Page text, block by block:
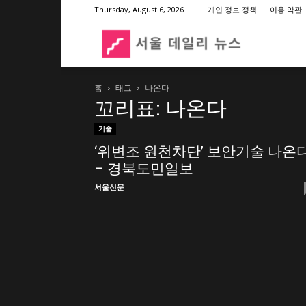
Thursday, August 6, 2026 개인 정보 정책 이용 약관
홈 태그 나온다
꼬리표: 나온다
기술
‘위변조 원천차단’ 보안기술 나온
– 경북도민일보
서울신문